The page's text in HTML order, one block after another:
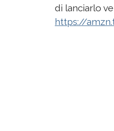
di lanciarlo
https://